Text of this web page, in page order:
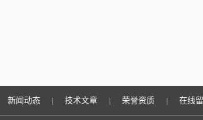
新闻动态 技术文章 荣誉资质 在线